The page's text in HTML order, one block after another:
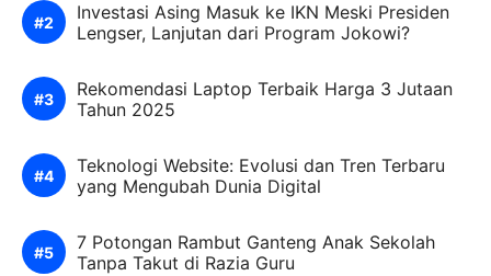
Investasi Asing Masuk ke IKN Meski Presiden
Lengser, Lanjutan dari Program Jokowi?
Rekomendasi Laptop Terbaik Harga 3 Jutaan
Tahun 2025
Teknologi Website: Evolusi dan Tren Terbaru
yang Mengubah Dunia Digital
7 Potongan Rambut Ganteng Anak Sekolah
Tanpa Takut di Razia Guru